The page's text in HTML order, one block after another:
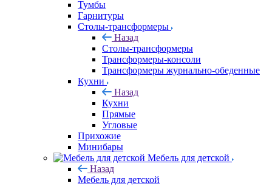
Тумбы
Гарнитуры
Столы-трансформеры
Назад
Столы-трансформеры
Трансформеры-консоли
Трансформеры журнально-обеденные
Кухни
Назад
Кухни
Прямые
Угловые
Прихожие
Минибары
Мебель для детской
Назад
Мебель для детской